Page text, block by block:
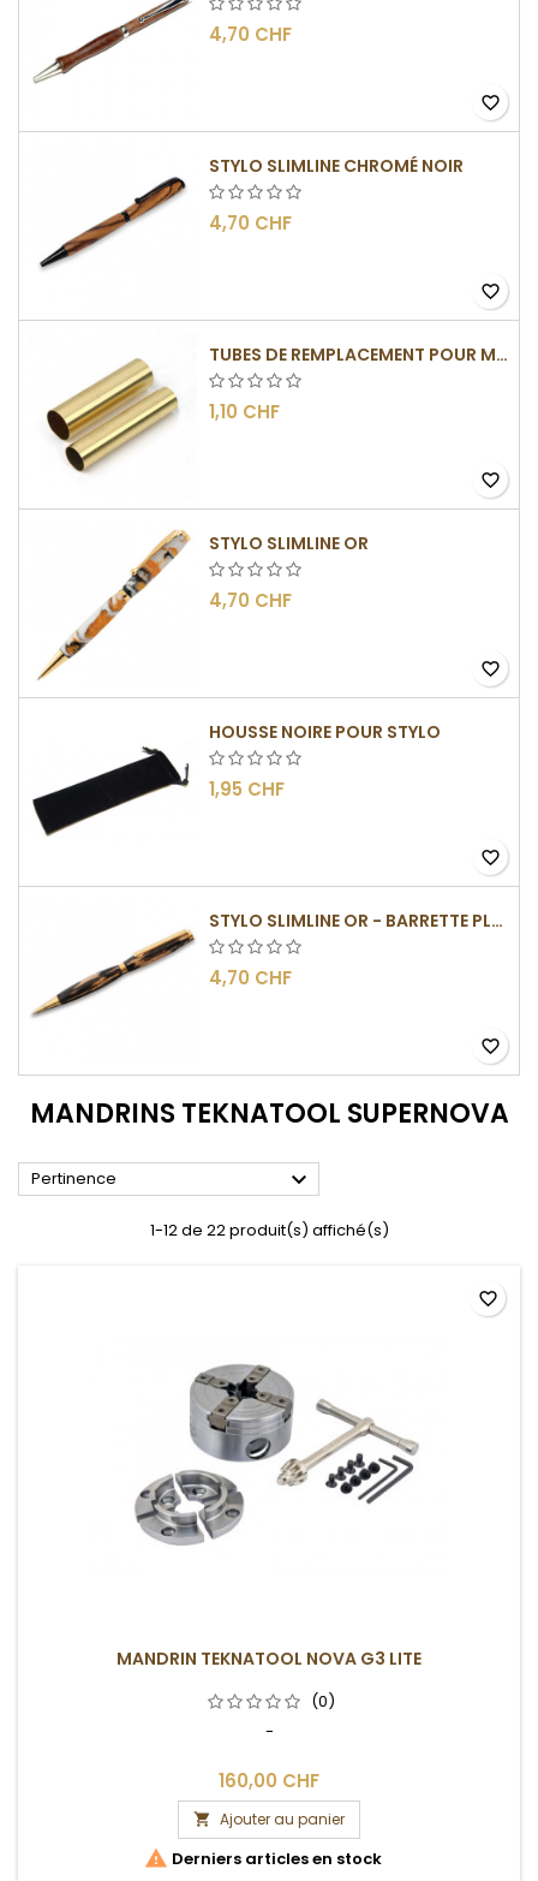
4,70 CHF
favorite_border
STYLO SLIMLINE CHROMÉ NOIR
4,70 CHF
favorite_border
TUBES DE REMPLACEMENT POUR MÉCANISME SLIMLINE
1,10 CHF
favorite_border
STYLO SLIMLINE OR
4,70 CHF
favorite_border
HOUSSE NOIRE POUR STYLO
1,95 CHF
favorite_border
STYLO SLIMLINE OR - BARRETTE PLATE
4,70 CHF
favorite_border
MANDRINS TEKNATOOL SUPERNOVA
Pertinence 
1-12 de 22 produit(s) affiché(s)
MANDRIN TEKNATOOL NOVA G3 LITE
(0)
-
160,00 CHF
 Ajouter au panier
 Derniers articles en stock
favorite_border